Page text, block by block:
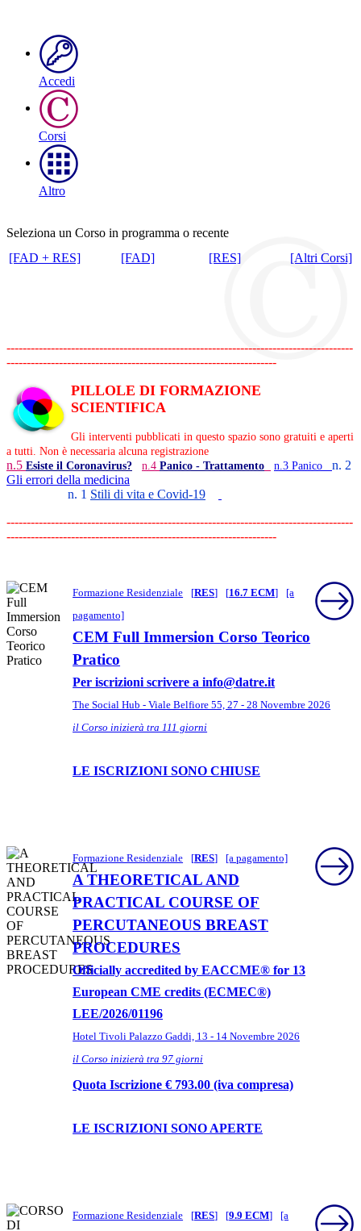
Accedi
Corsi
Altro
Seleziona un Corso in programma o recente
[FAD + RES]
[FAD] [RES] [Altri Corsi]
--------------------------------------------------------------------------------------
-------------------------------------------------------------------
PILLOLE DI FORMAZIONE
SCIENTIFICA
Gli interventi pubblicati in questo spazio sono gratuiti e aperti
a tutti. Non è necessaria alcuna registrazione
n.5 Esiste il Coronavirus? n.4 Panico - Trattamento n.3 Panico
n. 2
Gli errori della medicina
n. 1 Stili di vita e Covid-19
--------------------------------------------------------------------------------------
-------------------------------------------------------------------
Formazione Residenziale [RES] [16.7 ECM]
[a
pagamento]
CEM Full Immersion Corso Teorico
Pratico
Per iscrizioni scrivere a info@datre.it
The Social Hub - Viale Belfiore 55, 27 - 28 Novembre 2026
il Corso inizierà tra 111 giorni
LE ISCRIZIONI SONO CHIUSE
Formazione Residenziale [RES] [a pagamento]
A THEORETICAL AND
PRACTICAL COURSE OF
PERCUTANEOUS BREAST
PROCEDURES
Officially accredited by EACCME® for 13
European CME credits (ECMEC®)
LEE/2026/01196
Hotel Tivoli Palazzo Gaddi, 13 - 14 Novembre 2026
il Corso inizierà tra 97 giorni
Quota Iscrizione € 793.00 (iva compresa)
LE ISCRIZIONI SONO APERTE
Formazione Residenziale [RES] [9.9 ECM]
[a